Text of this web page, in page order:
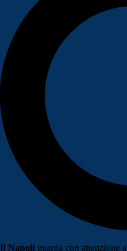
Il Napoli guarda con attenzione a